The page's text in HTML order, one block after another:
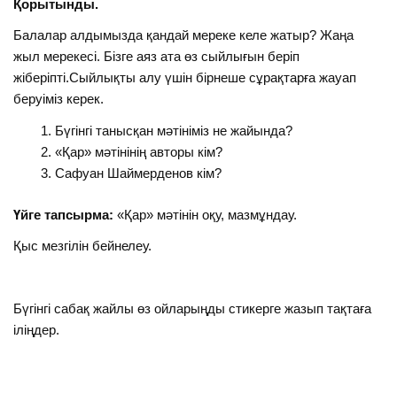
Қорытынды.
Балалар алдымызда қандай мереке келе жатыр? Жаңа
жыл мерекесі. Бізге аяз ата өз сыйлығын беріп
жіберіпті.Сыйлықты алу үшін бірнеше сұрақтарға жауап
беруіміз керек.
Бүгінгі танысқан мәтініміз не жайында?
«Қар» мәтінінің авторы кім?
Сафуан Шаймерденов кім?
Үйге тапсырма: «Қар» мәтінін оқу, мазмұндау.
Қыс мезгілін бейнелеу.
Бүгінгі сабақ жайлы өз ойларыңды стикерге жазып тақтаға
іліңдер.